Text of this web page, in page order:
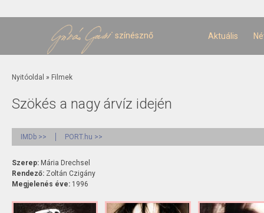
színésznő Aktuális
Jelenlegi hely
Nyitóoldal » Filmek
Szökés a nagy árvíz idején
IMDb >> PORT.hu >>
Szerep: Mária Drechsel
Rendező: Zoltán Czigány
Megjelenés éve: 1996